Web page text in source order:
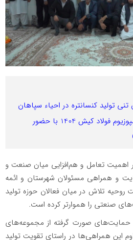
پایان نمایشگاه و سمپوزیوم فولاد کیش 1404 با حضور
اهمیت تعامل و هم‌افزایی میان صنعت و
و همراهی مسئولان شهرستان و ائمه
تلاش در میان فعالان حوزه تولید
صنعتی را هموارتر کرده است.
حمایت‌های صورت گرفته از مجموعه‌های
این همراهی‌ها در راستای تقویت تولید